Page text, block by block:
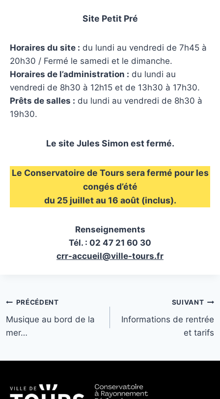
Site Petit Pré
Horaires du site : du lundi au vendredi de 7h45 à
20h30 / Fermé le samedi et le dimanche.
Horaires de l’administration : du lundi au
vendredi de 8h30 à 12h15 et de 13h30 à 17h30.
Prêts de salles : du lundi au vendredi de 8h30 à
19h30.
Le site Jules Simon est fermé.
Le Conservatoire de Tours sera fermé pour les
congés d’été
du 25 juillet au 16 août (inclus).
Renseignements
Tél. : 02 47 21 60 30
crr-accueil@ville-tours.fr
Navigation
de
PRÉCÉDENT
Musique au bord de la
mer…
SUIVANT
Informations de rentrée
et tarifs